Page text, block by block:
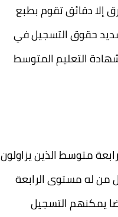
إلا دقائق تقوم بطبع
حقوق التسجيل في
اجل للتسجيل في شهادة التعليم المتوسط
متوسط الذين يزاولون
من له مستوى الرابعة
مستوى 9 أساسي سابقا ايضا يمكنهم التسجيل